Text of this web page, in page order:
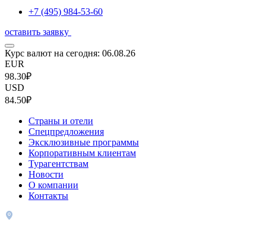
+7 (495) 984-53-60
оставить заявку
Курс валют на сегодня: 06.08.26
EUR
98.30₽
USD
84.50₽
Страны и отели
Спецпредложения
Эксклюзивные программы
Корпоративным клиентам
Турагентствам
Новости
О компании
Контакты